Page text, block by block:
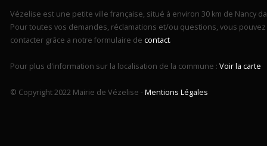
Vézelise est une petite ville française, situé à environ 30 km de Nancy
Pour toutes vos demandes, réclamations et/ou questions, vous
contacter grâce a notre formulaire de contact.
Pour plus d'information sur la localisation de la commune : Voir la carte
© Copyright 2022 Mairie de Vézelise -Mentions Légales